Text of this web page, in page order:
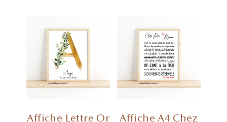
Affiche Lettre Or
Affiche A4 Chez